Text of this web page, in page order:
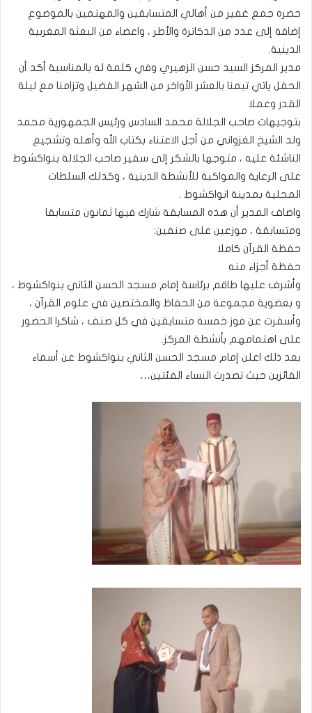
حضره جمع غفير من أهالي المتسابقين والمهتمين بالموضوع
إضافة إلى عدد من الدكاترة والأطر ، واعضاء من البعثة المغربية
الدينية.
مدير المركز السيد حسن الزهيري وفي كلمة له بالمناسبة أكد أن
الحفل ياتي تيمنا بالعشر الأواخر من الشهر الفضيل وتزامنا مع ليلة
القدر وعملا
بتوجيهات صاحب الجلالة محمد السادس ورئيس الجمهورية محمد
ولد الشيخ الغزواني من أجل الاعتناء بكتاب الله وأهله وتشجيع
الناشئة عليه ، متوجها بالشكر إلى سفير صاحب الجلالة بنواكشوط
على الرعاية والمواكبة للأنشطة الدينية ، وكذلك السلطات
المحلية بمدينة انواكشوط .
واضاف المدير أن هذه المسابقة شارك فيها ثمانون متسابقا
ومتسابقة ، موزعين على صنفين:
حفظة القرآن كاملا
حفظة أجزاء منه
وأشرف عليها طاقم برئاسة إمام مسجد الحسن الثاني بنواكشوط ،
و بعضوية مجموعة من الحفاظ والمختصين في علوم القرآن ،
وأسفرت عن فوز خمسة متسابقين في كل صنف ، شاكرا الحضور
على اهتمامهم بأنشطة المركز.
بعد ذلك اعلن إمام مسجد الحسن الثاني بنواكشوط عن أسماء
الفائزين حيث تصدرت النساء الفئتين…